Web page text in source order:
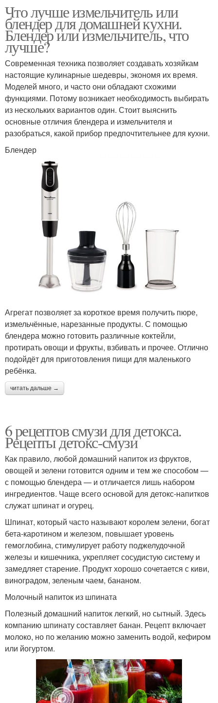
Что лучше измельчитель или
блендер для домашней кухни.
Блендер или измельчитель, что
лучше?
Современная техника позволяет создавать хозяйкам
настоящие кулинарные шедевры, экономя их время.
Моделей много, и часто они обладают схожими
функциями. Потому возникает необходимость выбирать
из нескольких вариантов один. Стоит выяснить
основные отличия блендера и измельчителя и
разобраться, какой прибор предпочтительнее для кухни.
Блендер
Агрегат позволяет за короткое время получить пюре,
измельчённые, нарезанные продукты. С помощью
блендера можно готовить различные коктейли,
протирать овощи и фрукты, взбивать и прочее. Отлично
подойдёт для приготовления пищи для маленького
ребёнка.
читать дальше →
6 рецептов смузи для детокса.
Рецепты детокс-смузи
Как правило, любой домашний напиток из фруктов,
овощей и зелени готовится одним и тем же способом —
с помощью блендера — и отличается лишь набором
ингредиентов. Чаще всего основой для детокс-напитков
служат шпинат и огурец.
Шпинат, который часто называют королем зелени, богат
бета-каротином и железом, повышает уровень
гемоглобина, стимулирует работу поджелудочной
железы и кишечника, укрепляет сосудистую систему и
замедляет старение. Продукт хорошо сочетается с киви,
виноградом, зеленым чаем, бананом.
Молочный напиток из шпината
Полезный домашний напиток легкий, но сытный. Здесь
компанию шпинату составляет банан. Рецепт включает
молоко, но по желанию можно заменить водой, кефиром
или йогуртом.